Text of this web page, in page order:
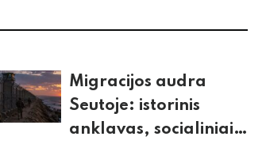
Migracijos audra
Seutoje: istorinis
anklavas, socialiniai